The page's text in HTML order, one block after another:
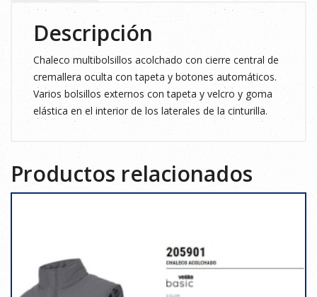
Descripción
Chaleco multibolsillos acolchado con cierre central de
cremallera oculta con tapeta y botones automáticos.
Varios bolsillos externos con tapeta y velcro y goma
elástica en el interior de los laterales de la cinturilla.
Productos relacionados